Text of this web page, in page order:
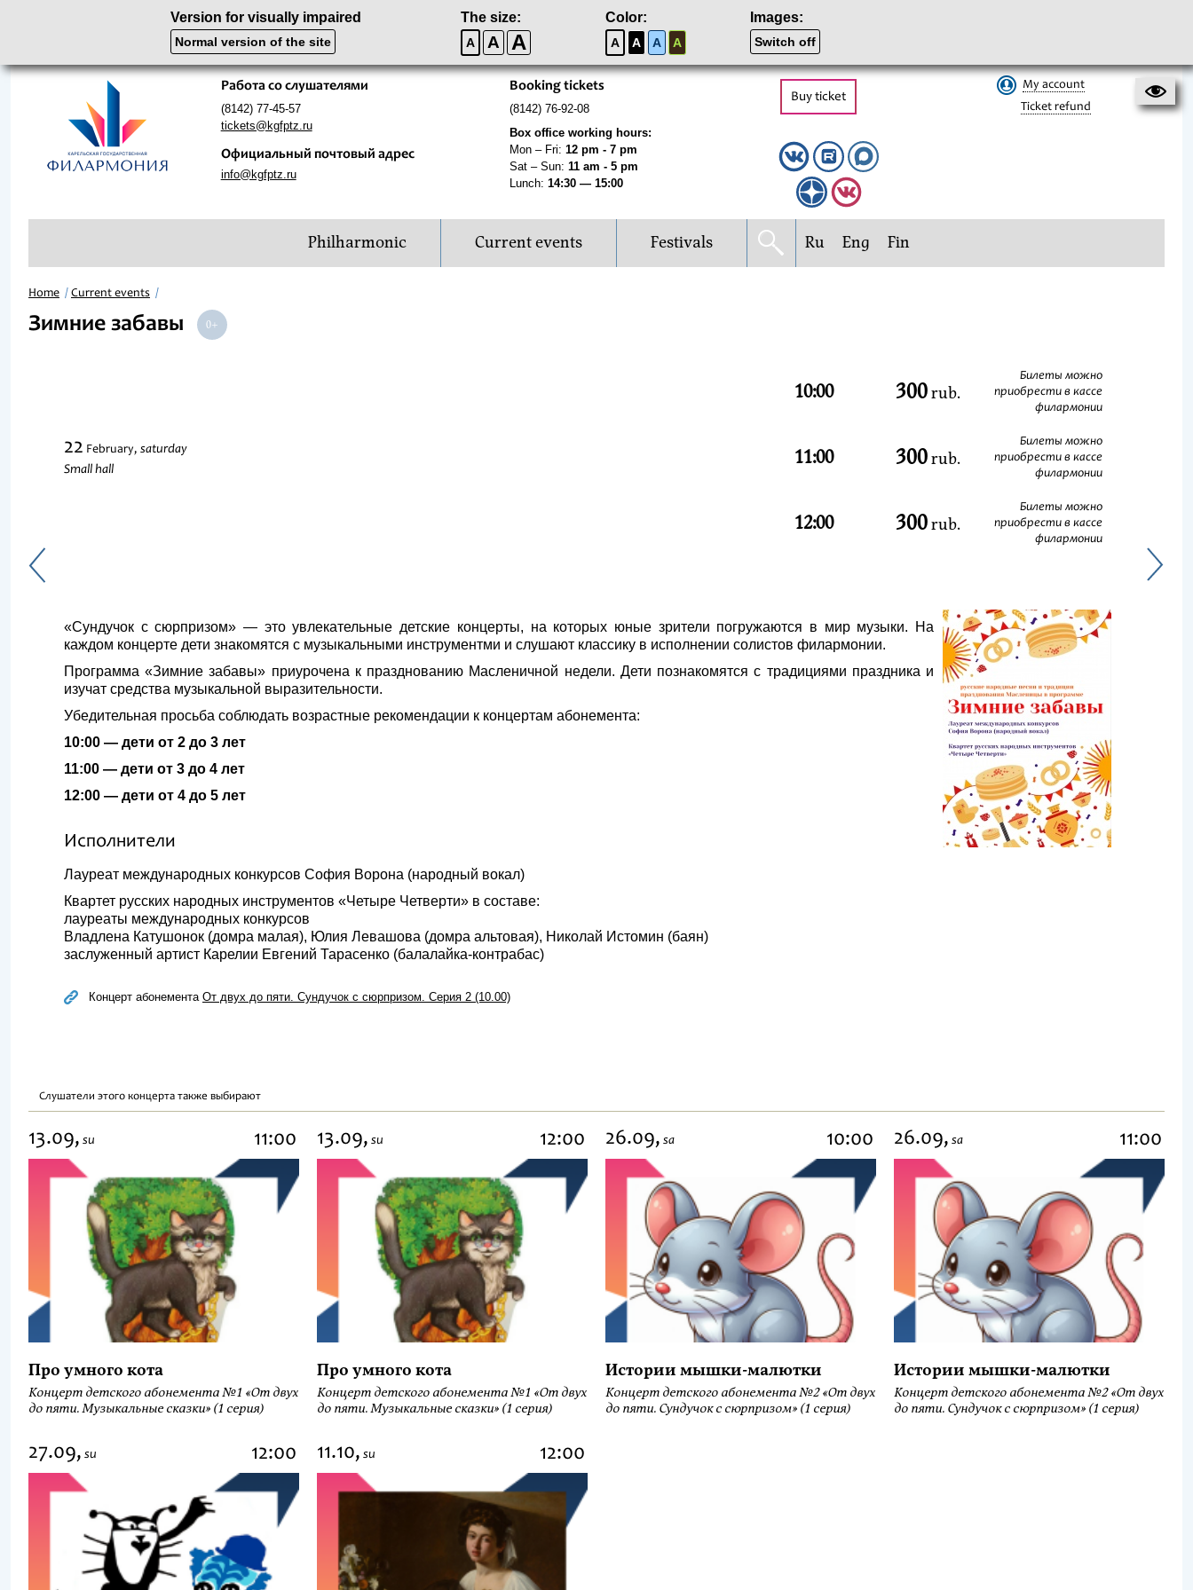
Version for visually impaired
Normal version of the site
The size:
A A A
Color:
A A A A
Images:
Switch off
Работа со слушателями
(8142) 77-45-57
tickets@kgfptz.ru
Официальный почтовый адрес
info@kgfptz.ru
Booking tickets
(8142) 76-92-08
Box office working hours:
Mon – Fri: 12 pm - 7 pm
Sat – Sun: 11 am - 5 pm
Lunch: 14:30 — 15:00
Buy ticket
My account
Ticket refund
Philharmonic Current events Festivals Ru Eng Fin
Home Current events
Зимние забавы
22 February, saturday
Small hall
10:00 300rub.
Билеты можно
приобрести в кассе
филармонии
11:00 300rub.
Билеты можно
приобрести в кассе
филармонии
12:00 300rub.
Билеты можно
приобрести в кассе
филармонии
«Сундучок с сюрпризом» — это увлекательные детские концерты, на которых юные зрители погружаются в мир музыки. На
каждом концерте дети знакомятся с музыкальными инструментми и слушают классику в исполнении солистов филармонии.
Программа «Зимние забавы» приурочена к празднованию Масленичной недели. Дети познакомятся с традициями праздника и
изучат средства музыкальной выразительности.
Убедительная просьба соблюдать возрастные рекомендации к концертам абонемента:
10:00 — дети от 2 до 3 лет
11:00 — дети от 3 до 4 лет
12:00 — дети от 4 до 5 лет
Исполнители
Лауреат международных конкурсов София Ворона (народный вокал)
Квартет русских народных инструментов «Четыре Четверти» в составе:
лауреаты международных конкурсов
Владлена Катушонок (домра малая), Юлия Левашова (домра альтовая), Николай Истомин (баян)
заслуженный артист Карелии Евгений Тарасенко (балалайка-контрабас)
Концерт абонемента От двух до пяти. Сундучок с сюрпризом. Серия 2 (10.00)
Слушатели этого концерта также выбирают
13.09, su 11:00
Про умного кота
Концерт детского абонемента №1 «От двух
до пяти. Музыкальные сказки» (1 серия)
13.09, su 12:00
Про умного кота
Концерт детского абонемента №1 «От двух
до пяти. Музыкальные сказки» (1 серия)
26.09, sa 10:00
Истории мышки-малютки
Концерт детского абонемента №2 «От двух
до пяти. Сундучок с сюрпризом» (1 серия)
26.09, sa 11:00
Истории мышки-малютки
Концерт детского абонемента №2 «От двух
до пяти. Сундучок с сюрпризом» (1 серия)
27.09, su 12:00 11.10, su 12:00